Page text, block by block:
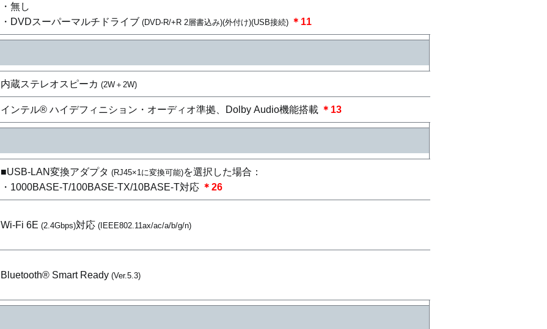
・無し
・DVDスーパーマルチドライブ (DVD-R/+R 2層書込み)(外付け)(USB接続) ＊11
内蔵ステレオスピーカ (2W＋2W)
インテル® ハイデフィニション・オーディオ準拠、Dolby Audio機能搭載 ＊13
■USB-LAN変換アダプタ (RJ45×1に変換可能)を選択した場合：
・1000BASE-T/100BASE-TX/10BASE-T対応 ＊26
Wi-Fi 6E (2.4Gbps)対応 (IEEE802.11ax/ac/a/b/g/n)
Bluetooth® Smart Ready (Ver.5.3)